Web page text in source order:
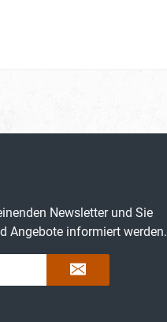
Newsletter und Sie
Angebote informiert werden.